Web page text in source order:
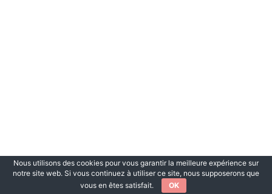
Nous utilisons des cookies pour vous garantir la meilleure expérience sur
notre site web. Si vous continuez à utiliser ce site, nous supposerons que
vous en êtes satisfait.
OK